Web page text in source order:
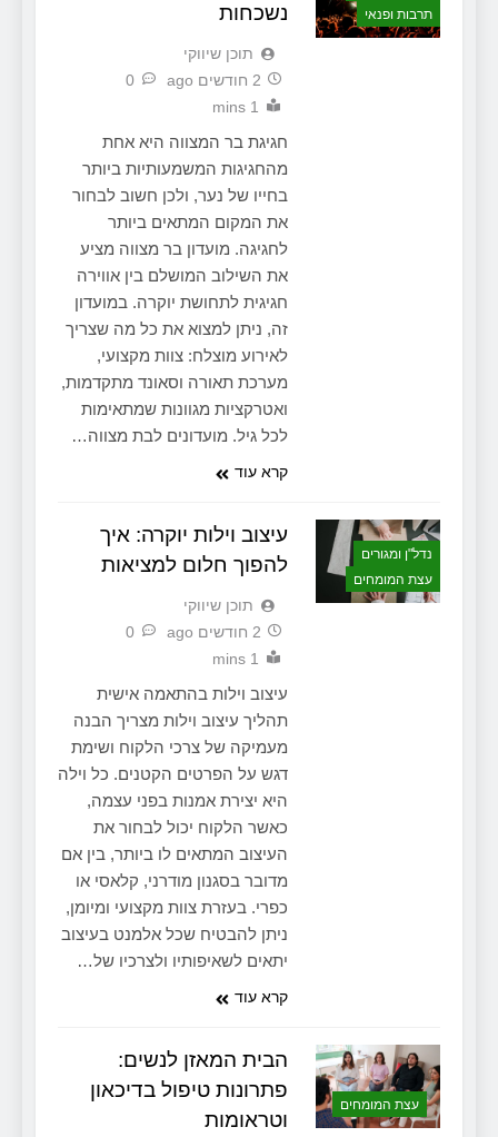
תרבות ופנאי
נשכחות
תוכן שיווקי
2 חודשים ago
0
1 mins
חגיגת בר המצווה היא אחת
מהחגיגות המשמעותיות ביותר
בחייו של נער, ולכן חשוב לבחור
את המקום המתאים ביותר
לחגיגה. מועדון בר מצווה מציע
את השילוב המושלם בין אווירה
חגיגית לתחושת יוקרה. במועדון
זה, ניתן למצוא את כל מה שצריך
לאירוע מוצלח: צוות מקצועי,
מערכת תאורה וסאונד מתקדמות,
ואטרקציות מגוונות שמתאימות
לכל גיל. מועדונים לבת מצווה…
קרא עוד
נדל"ן ומגורים
עצת המומחים
עיצוב וילות יוקרה: איך
להפוך חלום למציאות
תוכן שיווקי
2 חודשים ago
0
1 mins
עיצוב וילות בהתאמה אישית
תהליך עיצוב וילות מצריך הבנה
מעמיקה של צרכי הלקוח ושימת
דגש על הפרטים הקטנים. כל וילה
היא יצירת אמנות בפני עצמה,
כאשר הלקוח יכול לבחור את
העיצוב המתאים לו ביותר, בין אם
מדובר בסגנון מודרני, קלאסי או
כפרי. בעזרת צוות מקצועי ומיומן,
ניתן להבטיח שכל אלמנט בעיצוב
יתאים לשאיפותיו ולצרכיו של…
קרא עוד
עצת המומחים
הבית המאזן לנשים:
פתרונות טיפול בדיכאון
וטראומות